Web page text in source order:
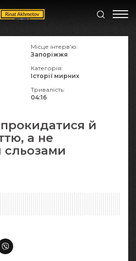
й
а не
сльозами
Місце інтерв'ю:
Запоріжжя
Категорія:
Історії мирних
Тривалість:
04:16